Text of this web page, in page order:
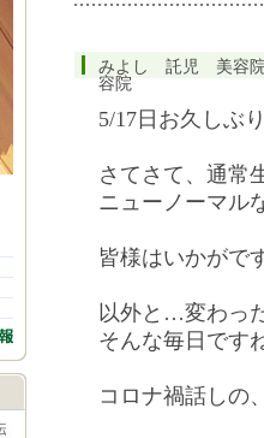
みよし 託児 美
容院
5/17日お久しぶ
さてさて、通常
ニューノーマル
皆様はいかがで
以外と…変わっ
そんな毎日です
コロナ禍話しの